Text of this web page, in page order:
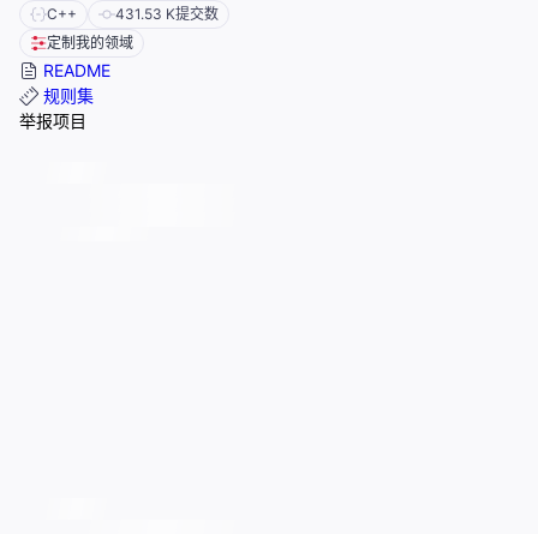
C++ 431.53 K提交数
定制我的领域
README
规则集
举报项目